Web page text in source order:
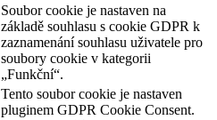
Soubor cookie je nastaven na
základě souhlasu s cookie GDPR k
zaznamenání souhlasu uživatele pro
soubory cookie v kategorii
„Funkční“.
Tento soubor cookie je nastaven
pluginem GDPR Cookie Consent.